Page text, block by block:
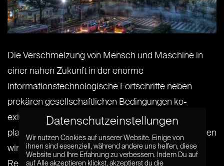
Die Verschmelzung von Mensch und Maschine in
einer nahen Zukunft in der enorme
informationstechnologische Fortschritte neben
prekären gesellschaftlichen Bedingungen ko-
existieren ist absehbar. Cyberpunk ist die
plausibelste mir bekannte Zukunftsvision. Was lernen
wir aus Zukunftsvisionen? Haben wir vor Minority
Report schon gesellschaftlich über Pre-Crime
Datenschutzeinstellungen
Wir nutzen Cookies auf unserer Website. Einige von
ihnen sind essenziell, während andere uns helfen, diese
Website und Ihre Erfahrung zu verbessern. Indem Du auf
auf Alle akzeptieren klickst, akzeptierst du die